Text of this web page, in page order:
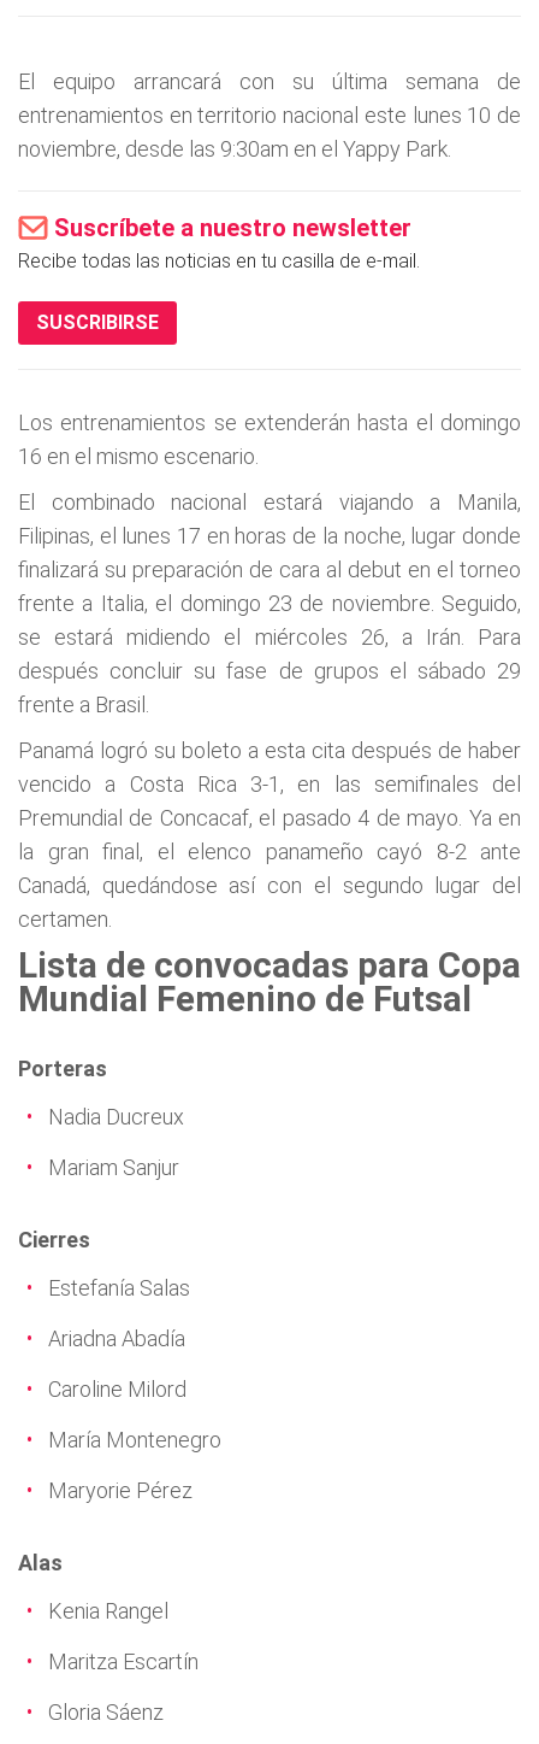
El equipo arrancará con su última semana de
entrenamientos en territorio nacional este lunes 10 de
noviembre, desde las 9:30am en el Yappy Park.
Suscríbete a nuestro newsletter
Recibe todas las noticias en tu casilla de e-mail.
SUSCRIBIRSE
Los entrenamientos se extenderán hasta el domingo
16 en el mismo escenario.
El combinado nacional estará viajando a Manila,
Filipinas, el lunes 17 en horas de la noche, lugar donde
finalizará su preparación de cara al debut en el torneo
frente a Italia, el domingo 23 de noviembre. Seguido,
se estará midiendo el miércoles 26, a Irán. Para
después concluir su fase de grupos el sábado 29
frente a Brasil.
Panamá logró su boleto a esta cita después de haber
vencido a Costa Rica 3-1, en las semifinales del
Premundial de Concacaf, el pasado 4 de mayo. Ya en
la gran final, el elenco panameño cayó 8-2 ante
Canadá, quedándose así con el segundo lugar del
certamen.
Lista de convocadas para Copa
Mundial Femenino de Futsal
Porteras
Nadia Ducreux
Mariam Sanjur
Cierres
Estefanía Salas
Ariadna Abadía
Caroline Milord
María Montenegro
Maryorie Pérez
Alas
Kenia Rangel
Maritza Escartín
Gloria Sáenz